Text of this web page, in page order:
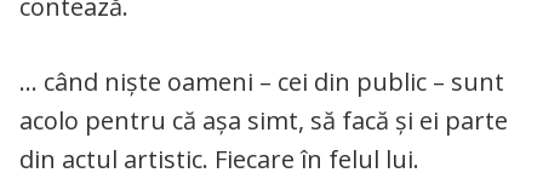
contează.
… când niște oameni – cei din public – sunt
acolo pentru că așa simt, să facă și ei parte
din actul artistic. Fiecare în felul lui.